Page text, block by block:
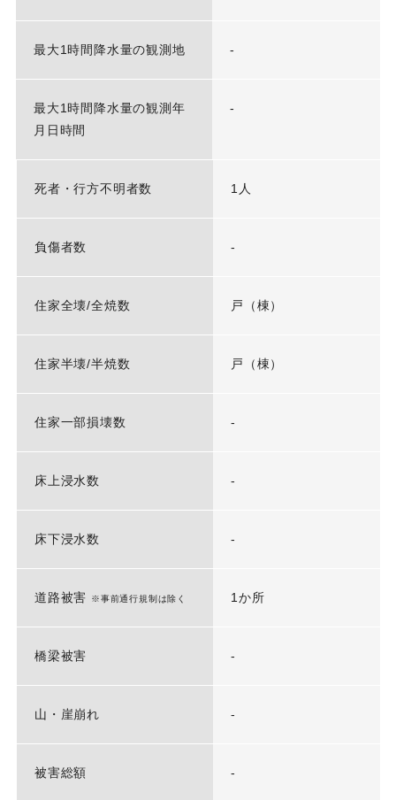
最大1時間降水量の観測地 -
最大1時間降水量の観測年
月日時間
-
死者・行方不明者数 1人
負傷者数 -
住家全壊/全焼数 戸（棟）
住家半壊/半焼数 戸（棟）
住家一部損壊数 -
床上浸水数 -
床下浸水数 -
道路被害 ※事前通行規制は除く 1か所
橋梁被害 -
山・崖崩れ -
被害総額 -